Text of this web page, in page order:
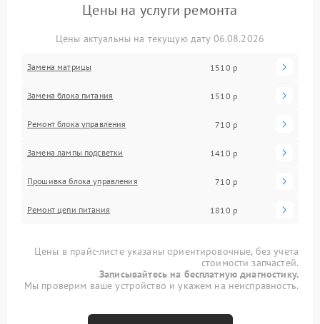
Цены на услуги ремонта
Цены актуальны на текущую дату 06.08.2026
Замена матрицы 1510 р
Замена блока питания 1510 р
Ремонт блока управления 710 р
Замена лампы подсветки 1410 р
Прошивка блока управления 710 р
Ремонт цепи питания 1810 р
Цены в прайс-листе указаны ориентировочные, без учета
стоимости запчастей.
Записывайтесь на бесплатную диагностику.
Мы проверим ваше устройство и укажем на неисправность.